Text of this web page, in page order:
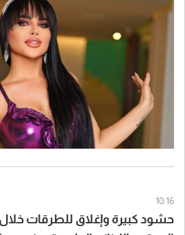
10:16
حشود كبيرة وإغلاق للطرقات